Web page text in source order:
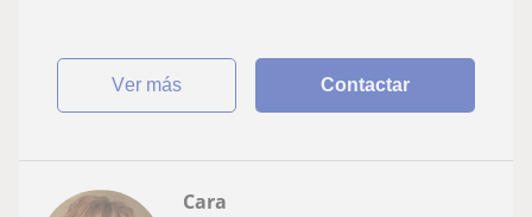
ver más Contactar
Cara